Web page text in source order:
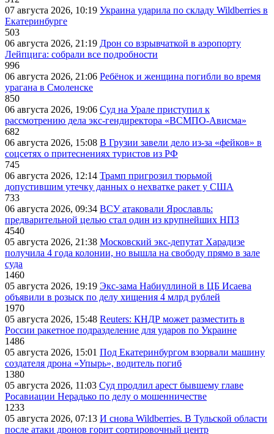
07 августа 2026, 10:19 Украина ударила по складу Wildberries в
Екатеринбурге
503
06 августа 2026, 21:19 Дрон со взрывчаткой в аэропорту
Лейпцига: собрали все подробности
996
06 августа 2026, 21:06 Ребёнок и женщина погибли во время
урагана в Смоленске
850
06 августа 2026, 19:06 Суд на Урале приступил к
рассмотрению дела экс-гендиректора «ВСМПО-Ависма»
682
06 августа 2026, 15:08 В Грузии завели дело из-за «фейков» в
соцсетях о притеснениях туристов из РФ
745
06 августа 2026, 12:14 Трамп пригрозил тюрьмой
допустившим утечку данных о нехватке ракет у США
733
06 августа 2026, 09:34 ВСУ атаковали Ярославль:
предварительной целью стал один из крупнейших НПЗ
4540
05 августа 2026, 21:38 Московский экс-депутат Харадизе
получила 4 года колонии, но вышла на свободу прямо в зале
суда
1460
05 августа 2026, 19:19 Экс-зама Набиуллиной в ЦБ Исаева
объявили в розыск по делу хищения 4 млрд рублей
1970
05 августа 2026, 15:48 Reuters: КНДР может разместить в
России ракетное подразделение для ударов по Украине
1486
05 августа 2026, 15:01 Под Екатеринбургом взорвали машину
создателя дрона «Упырь», водитель погиб
1380
05 августа 2026, 11:03 Суд продлил арест бывшему главе
Росавиации Нерадько по делу о мошенничестве
1233
05 августа 2026, 07:13 И снова Wildberries. В Тульской области
после атаки дронов горит сортировочный центр